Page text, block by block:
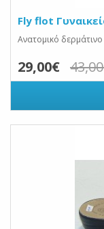
Fly flot
Ανατομικό
29,00€